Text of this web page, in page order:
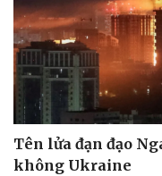
Tên lửa đạn đạo
không Ukraine